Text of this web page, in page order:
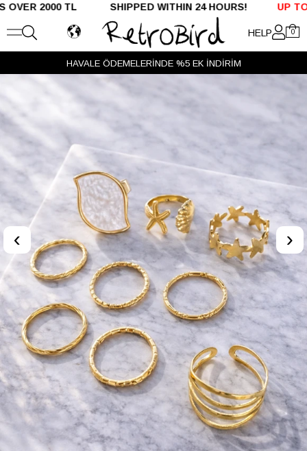
2000 TL SHIPPED WITHIN 24 HOURS!UP TO %50
HELP 0
HAVALE ÖDEMELERİNDE %5 EK İNDİRİM
‹ ›